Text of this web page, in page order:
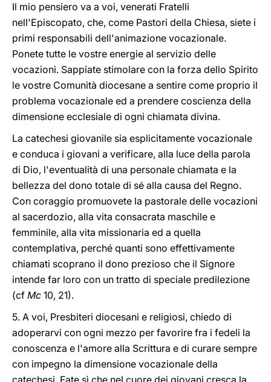
Il mio pensiero va a voi, venerati Fratelli
nell'Episcopato, che, come Pastori della Chiesa, siete i
primi responsabili dell'animazione vocazionale.
Ponete tutte le vostre energie al servizio delle
vocazioni. Sappiate stimolare con la forza dello Spirito
le vostre Comunità diocesane a sentire come proprio il
problema vocazionale ed a prendere coscienza della
dimensione ecclesiale di ogni chiamata divina.
La catechesi giovanile sia esplicitamente vocazionale
e conduca i giovani a verificare, alla luce della parola
di Dio, l'eventualità di una personale chiamata e la
bellezza del dono totale di sé alla causa del Regno.
Con coraggio promuovete la pastorale delle vocazioni
al sacerdozio, alla vita consacrata maschile e
femminile, alla vita missionaria ed a quella
contemplativa, perché quanti sono effettivamente
chiamati scoprano il dono prezioso che il Signore
intende far loro con un tratto di speciale predilezione
(cf Mc 10, 21).
5. A voi, Presbiteri diocesani e religiosi, chiedo di
adoperarvi con ogni mezzo per favorire fra i fedeli la
conoscenza e l'amore alla Scrittura e di curare sempre
con impegno la dimensione vocazionale della
catechesi. Fate sì che nel cuore dei giovani cresca la